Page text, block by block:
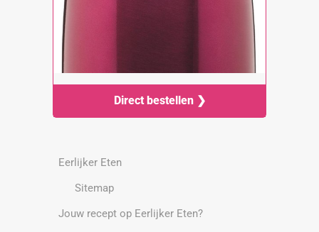
Direct bestellen ❯
Eerlijker Eten
Sitemap
Jouw recept op Eerlijker Eten?